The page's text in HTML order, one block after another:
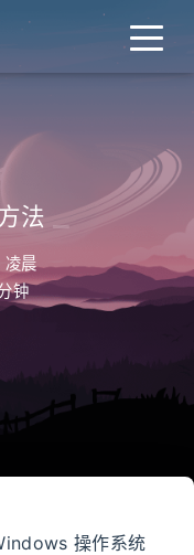
法 _
凌晨
钟
操作系统